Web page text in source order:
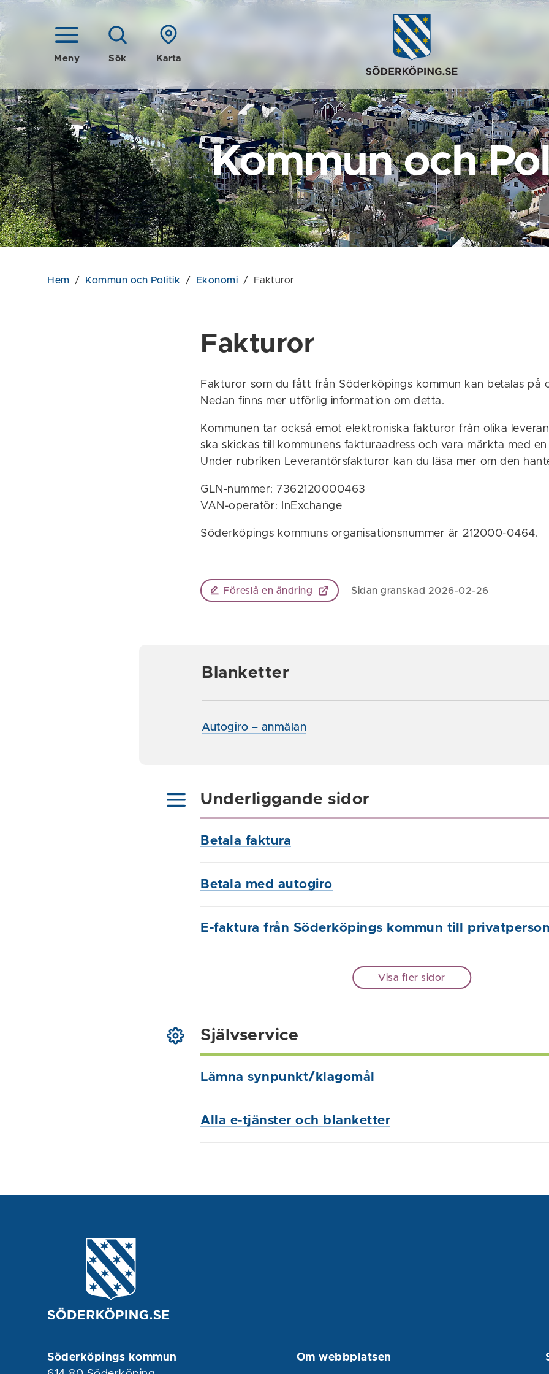
Meny Sök Karta
Kommun och
Hem / Kommun och Politik / Ekonomi / Fakturor
Fakturor
Fakturor som du fått från Söderköpings kommun kan betalas på
Nedan finns mer utförlig information om detta.
Kommunen tar också emot elektroniska fakturor från olika
ska skickas till kommunens fakturaadress och vara märkta med
Under rubriken Leverantörsfakturor kan du läsa mer om den
GLN-nummer: 7362120000463
VAN-operatör: InExchange
Söderköpings kommuns organisationsnummer är 212000-0464.
Föreslå en ändring Sidan granskad 2026-02-26
Blanketter
Autogiro – anmälan
Underliggande sidor
Betala faktura
Betala med autogiro
E-faktura från Söderköpings kommun till
Visa fler sidor
Självservice
Lämna synpunkt/klagomål
Alla e-tjänster och blanketter
Söderköpings kommun
Om webbplatsen